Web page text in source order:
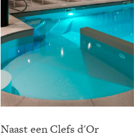
Naast een Clefs d'Or